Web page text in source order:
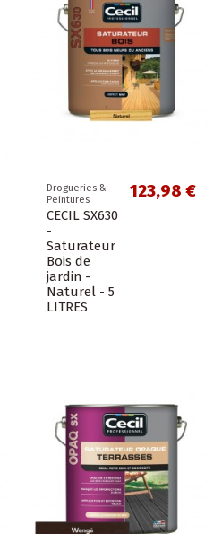
Drogueries &
Peintures
CECIL SX630
-
Saturateur
Bois de
jardin -
Naturel - 5
LITRES
123,98 €